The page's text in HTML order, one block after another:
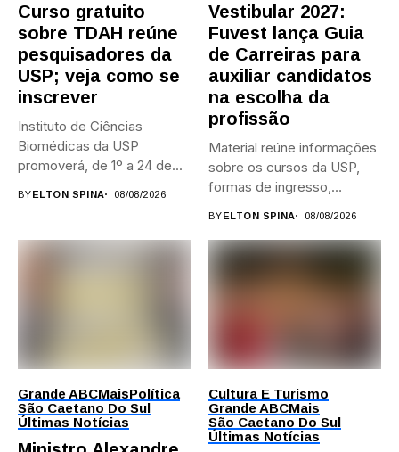
Curso gratuito
sobre TDAH reúne
pesquisadores da
USP; veja como se
inscrever
Instituto de Ciências
Biomédicas da USP
promoverá, de 1º a 24 de...
BYELTON SPINA 08/08/2026
Vestibular 2027:
Fuvest lança Guia
de Carreiras para
auxiliar candidatos
na escolha da
profissão
Material reúne informações
sobre os cursos da USP,
formas de ingresso,
BYELTON SPINA 08/08/2026
Grande ABCMaisPolítica
São Caetano Do Sul
Últimas Notícias
Cultura E Turismo
Grande ABCMais
São Caetano Do Sul
Últimas Notícias